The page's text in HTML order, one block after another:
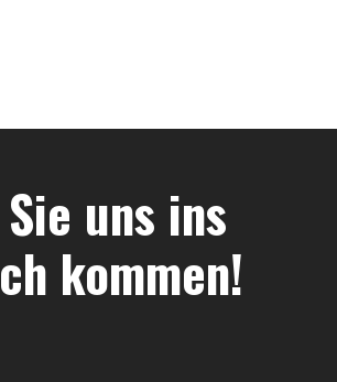
uns ins
kommen!